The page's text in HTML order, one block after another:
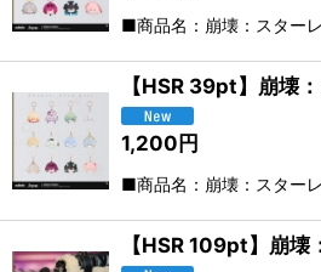
■商品名：崩壊：スター
【HSR 39pt】崩壊
1,200 円
■商品名：崩壊：スター
【HSR 109pt】崩